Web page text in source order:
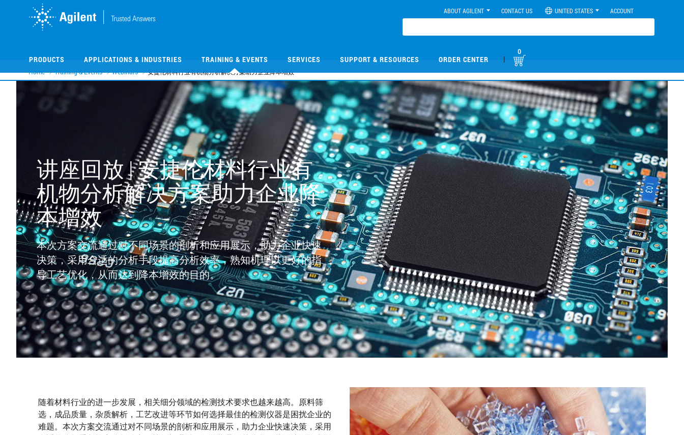
ABOUT AGILENT CONTACT US UNITED STATES ACCOUNT
PRODUCTS APPLICATIONS & INDUSTRIES TRAINING & EVENTS SERVICES SUPPORT & RESOURCES ORDER CENTER |
0
Home Training & Events Webinars 安捷伦材料行业有机物分析解决方案助力企业降本增效
讲座回放 | 安捷伦材料行业有
机物分析解决方案助力企业降
本增效
本次方案交流通过对不同场景的剖析和应用展示，助力企业快速
决策，采用合适的分析手段提高分析效率，熟知机理以更好的指
导工艺优化，从而达到降本增效的目的。
随着材料行业的进一步发展，相关细分领域的检测技术要求也越来越高。原料筛
选，成品质量，杂质解析，工艺改进等环节如何选择最佳的检测仪器是困扰企业的
难题。本次方案交流通过对不同场景的剖析和应用展示，助力企业快速决策，采用